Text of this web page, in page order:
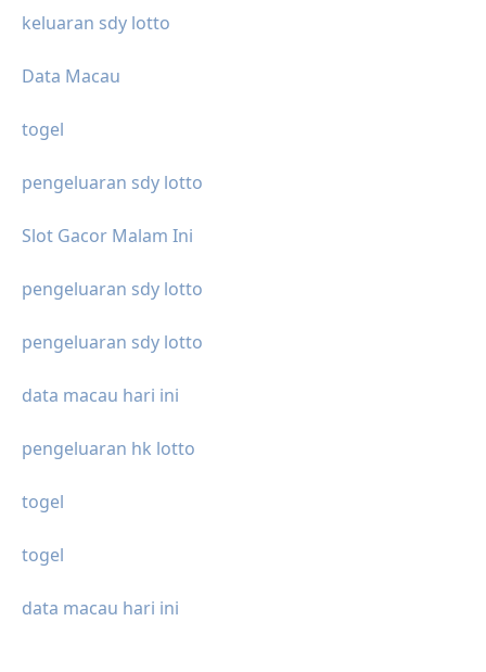
keluaran sdy lotto
Data Macau
togel
pengeluaran sdy lotto
Slot Gacor Malam Ini
pengeluaran sdy lotto
pengeluaran sdy lotto
data macau hari ini
pengeluaran hk lotto
togel
togel
data macau hari ini